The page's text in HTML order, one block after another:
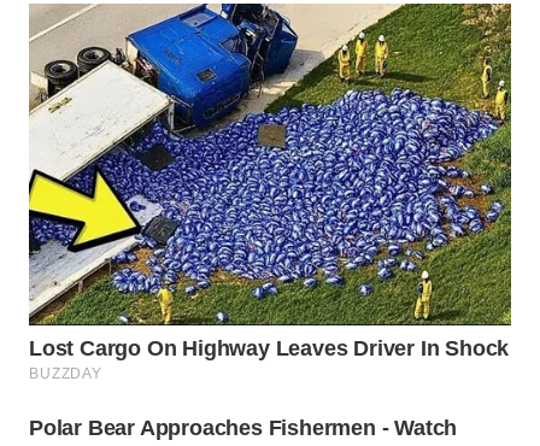
WN
KUNINGAN
MAJALENGKA
WN
SUBANG
WN
SUKABUMI
WN